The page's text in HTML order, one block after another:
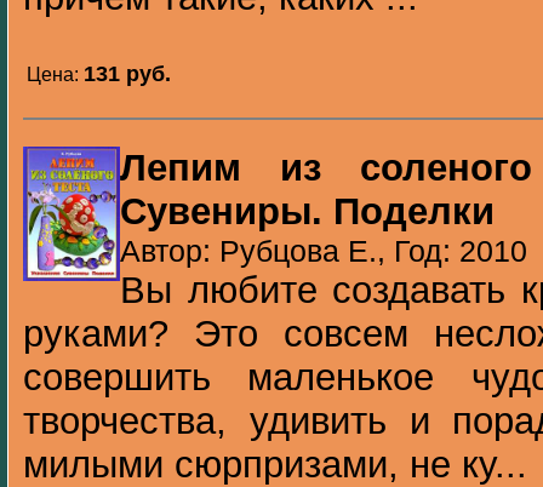
Цена: 131 pуб.
Лепим из
Сувениры. Поделки
Автор: Рубцова Е., Год: 2010
Вы любите создавать
руками? Это совсем
совершить маленькое
творчества, удивить и
милыми сюрпризами, не ку...